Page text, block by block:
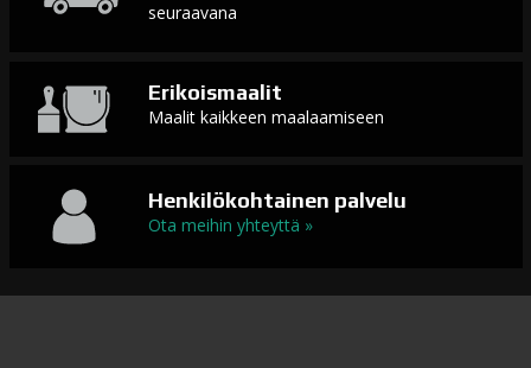
seuraavana
Erikoismaalit
Maalit kaikkeen maalaamiseen
Henkilökohtainen palvelu
Ota meihin yhteyttä »